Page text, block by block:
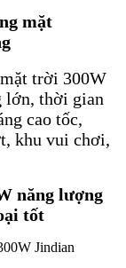
mặt
trời 300W
lớn, thời gian
cao tốc,
khu vui chơi,
năng lượng
tốt